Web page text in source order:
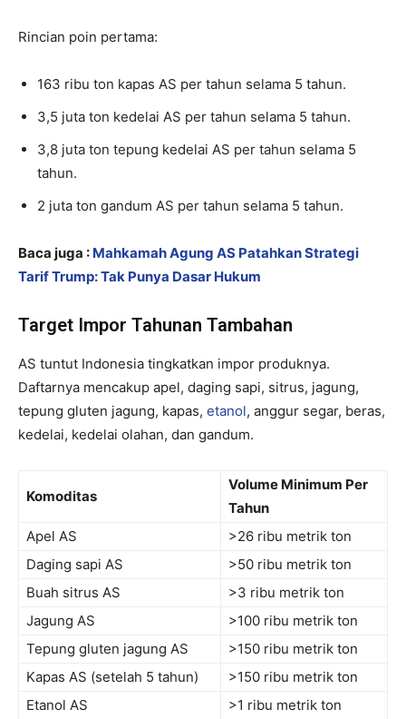
Rincian poin pertama:
163 ribu ton kapas AS per tahun selama 5 tahun.
3,5 juta ton kedelai AS per tahun selama 5 tahun.
3,8 juta ton tepung kedelai AS per tahun selama 5
tahun.
2 juta ton gandum AS per tahun selama 5 tahun.
Baca juga : Mahkamah Agung AS Patahkan Strategi
Tarif Trump: Tak Punya Dasar Hukum
Target Impor Tahunan Tambahan
AS tuntut Indonesia tingkatkan impor produknya.
Daftarnya mencakup apel, daging sapi, sitrus, jagung,
tepung gluten jagung, kapas, etanol, anggur segar, beras,
kedelai, kedelai olahan, dan gandum.
Komoditas
Volume Minimum Per
Tahun
Apel AS
>26 ribu metrik ton
Daging sapi AS
>50 ribu metrik ton
Buah sitrus AS
>3 ribu metrik ton
Jagung AS
>100 ribu metrik ton
Tepung gluten jagung AS
>150 ribu metrik ton
Kapas AS (setelah 5 tahun)
>150 ribu metrik ton
Etanol AS
>1 ribu metrik ton